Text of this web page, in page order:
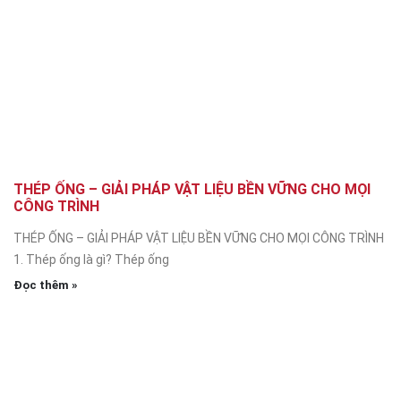
THÉP ỐNG – GIẢI PHÁP VẬT LIỆU BỀN VỮNG CHO MỌI
CÔNG TRÌNH
THÉP ỐNG – GIẢI PHÁP VẬT LIỆU BỀN VỮNG CHO MỌI CÔNG TRÌNH
1. Thép ống là gì? Thép ống
Đọc thêm »